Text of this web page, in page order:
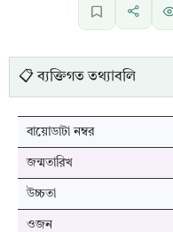
📋 ব্যক্তিগত তথ্যাবলি
বায়োডাটা নম্বর
জন্মতারিখ
উচ্চতা
ওজন